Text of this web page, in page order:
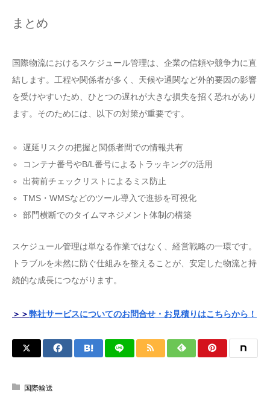
まとめ
国際物流におけるスケジュール管理は、企業の信頼や競争力に直
結します。工程や関係者が多く、天候や通関など外的要因の影響
を受けやすいため、ひとつの遅れが大きな損失を招く恐れがあり
ます。そのためには、以下の対策が重要です。
遅延リスクの把握と関係者間での情報共有
コンテナ番号やB/L番号によるトラッキングの活用
出荷前チェックリストによるミス防止
TMS・WMSなどのツール導入で進捗を可視化
部門横断でのタイムマネジメント体制の構築
スケジュール管理は単なる作業ではなく、経営戦略の一環です。
トラブルを未然に防ぐ仕組みを整えることが、安定した物流と持
続的な成長につながります。
＞＞弊社サービスについてのお問合せ・お見積りはこちらから！
国際輸送